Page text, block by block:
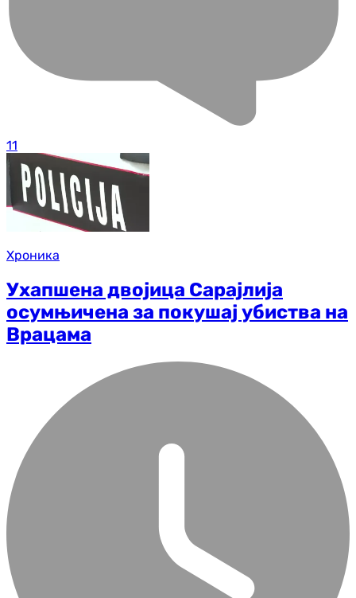
11
Хроника
Ухапшена двојица Сарајлија
осумњичена за покушај убиства на
Врацама